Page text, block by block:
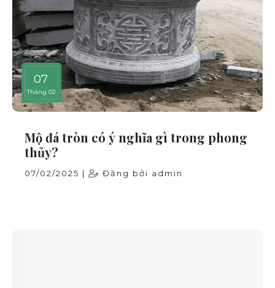
07
Tháng 02
Mộ đá tròn có ý nghĩa gì trong phong
thủy?
07/02/2025 | Đăng bởi admin